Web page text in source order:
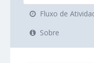
Fluxo de
Sobre